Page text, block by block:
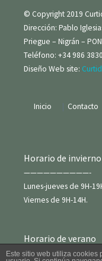
© Copyright 2019
Dirección: Pablo
Priegue – Nigrán –
Teléfono: +34 986
Diseño Web site:
Inicio | Contacto
Horario de invierno
——————————-
Lunes-jueves de 9H-
Viernes de 9H-14H.
Horario de verano
——————————
Este sitio web utiliza cookies